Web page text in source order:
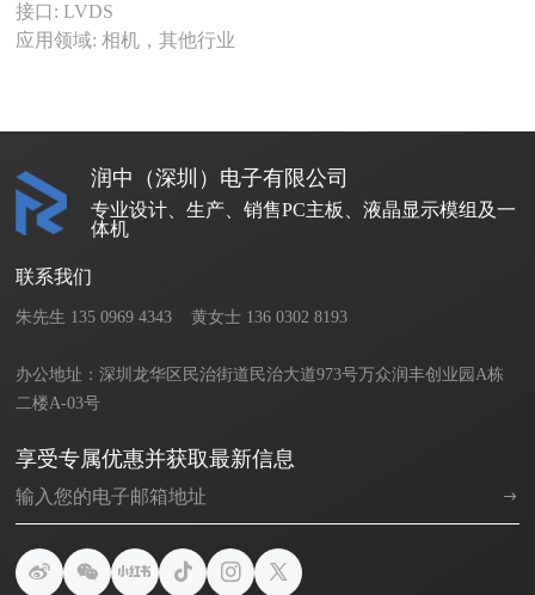
接口: LVDS
应用领域: 相机，其他行业
润中（深圳）电子有限公司
专业设计、生产、销售PC主板、液晶显示模组及一
体机
享受专属优惠并获取最新信息
联系我们
朱先生 135 0969 4343    黄女士 136 0302 8193
办公地址：深圳龙华区民治街道民治大道973号万众润丰创业园A栋
二楼A-03号